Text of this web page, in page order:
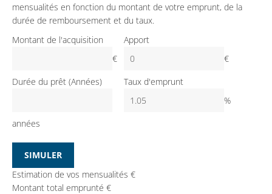
mensualités en fonction du montant de votre emprunt, de la
durée de remboursement et du taux.
Montant de l'acquisition
€
Apport
€
Durée du prêt (Années)
années
Taux d'emprunt
%
SIMULER
Estimation de vos mensualités €
Montant total emprunté €